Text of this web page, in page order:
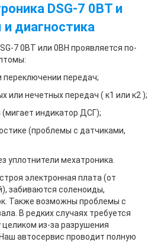
DSG-7 0BT и
диагностика
7 0BT или 0BH проявляется по-
переключении передач;
или нечетных передач ( к1 или к2 );
индикатор ДСГ);
(проблемы с датчиками,
уплотнители мехатроника.
электронная плата (от
забиваются соленоиды,
Также возможны проблемы с
В редких случаях требуется
из-за разрушения
автосервис проводит полную